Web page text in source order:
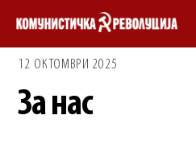
Skip
content
12 ОКТОМВРИ 2025
За нас